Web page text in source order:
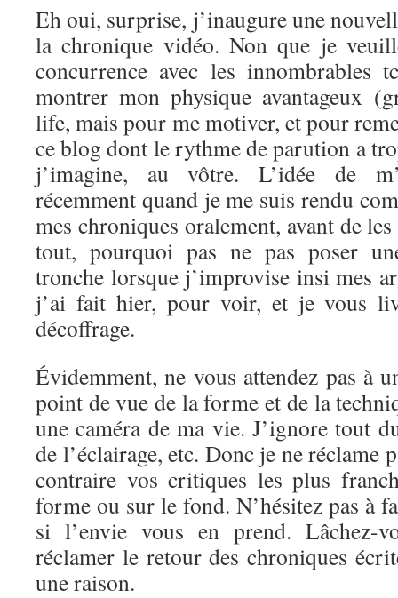
Eh oui, surprise, j’inaugure une
la chronique vidéo. Non que je
concurrence avec les innombrables
montrer mon physique avantageux
life, mais pour me motiver, et pour
ce blog dont le rythme de parution a
j’imagine, au vôtre. L’idée de
récemment quand je me suis rendu
mes chroniques oralement, avant de
tout, pourquoi pas ne pas poser
tronche lorsque j’improvise insi mes
j’ai fait hier, pour voir, et je vous
décoffrage.
Évidemment, ne vous attendez pas à
point de vue de la forme et de la
une caméra de ma vie. J’ignore tout
de l’éclairage, etc. Donc je ne réclame
contraire vos critiques les plus
forme ou sur le fond. N’hésitez pas à
si l’envie vous en prend. Lâchez-
réclamer le retour des chroniques
une raison.